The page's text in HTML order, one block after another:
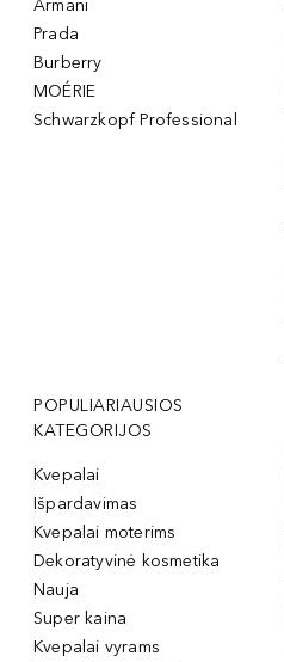
Armani
Prada
Burberry
MOÉRIE
Schwarzkopf Professional
POPULIARIAUSIOS
KATEGORIJOS
Kvepalai
Išpardavimas
Kvepalai moterims
Dekoratyvinė kosmetika
Nauja
Super kaina
Kvepalai vyrams